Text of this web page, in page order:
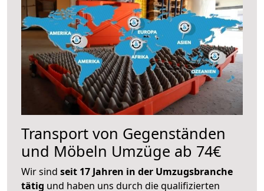
Transport von Gegenständen
und Möbeln Umzüge ab 74€
Wir sind seit 17 Jahren in der Umzugsbranche
tätig und haben uns durch die qualifizierten